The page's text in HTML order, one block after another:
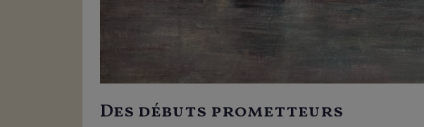
Des débuts prometteurs